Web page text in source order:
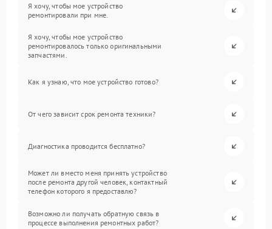
Я хочу, чтобы мое устройство
ремонтировали при мне.
Я хочу, чтобы мое устройство
ремонтировалось только оригинальными
запчастями.
Как я узнаю, что мое устройство готово?
От чего зависит срок ремонта техники?
Диагностика проводится бесплатно?
Может ли вместо меня принять устройство
после ремонта другой человек, контактный
телефон которого я предоставлю?
Возможно ли получать обратную связь в
процессе выполнения ремонтных работ?